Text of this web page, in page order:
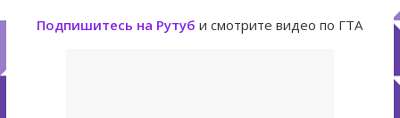
Подпишитесь на Рутуб и смотрите видео по ГТА